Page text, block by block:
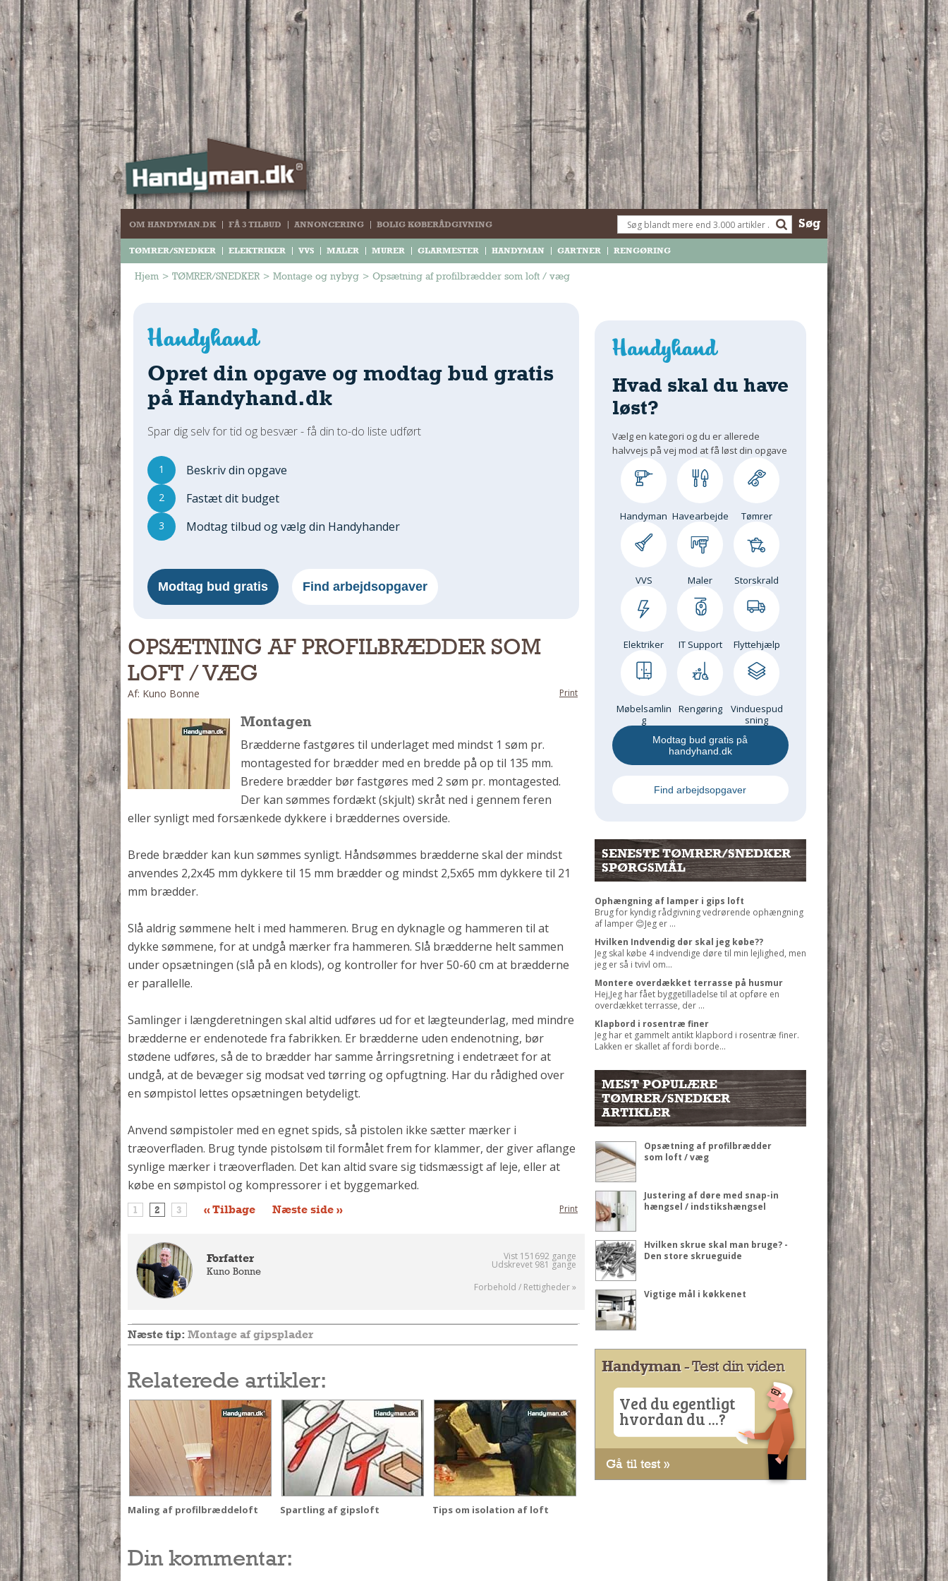
OM HANDYMAN.DK FÅ 3 TILBUD ANNONCERING BOLIG KØBERÅDGIVNING
TØMRER/SNEDKER ELEKTRIKER VVS MALER MURER GLARMESTER HANDYMAN GARTNER RENGØRING
Søg
Hjem > TØMRER/SNEDKER > Montage og nybyg > Opsætning af profilbrædder som loft / væg
Opret din opgave og modtag bud gratis
på Handyhand.dk
Spar dig selv for tid og besvær - få din to-do liste udført
1 Beskriv din opgave
2 Fastæt dit budget
3 Modtag tilbud og vælg din Handyhander
Modtag bud gratis Find arbejdsopgaver
OPSÆTNING AF PROFILBRÆDDER SOM
LOFT / VÆG
Af: Kuno Bonne Print
Montagen
Brædderne fastgøres til underlaget med mindst 1 søm pr.
montagested for brædder med en bredde på op til 135 mm.
Bredere brædder bør fastgøres med 2 søm pr. montagested.
Der kan sømmes fordækt (skjult) skråt ned i gennem feren
eller synligt med forsænkede dykkere i bræddernes overside.
Brede brædder kan kun sømmes synligt. Håndsømmes brædderne skal der mindst
anvendes 2,2x45 mm dykkere til 15 mm brædder og mindst 2,5x65 mm dykkere til 21
mm brædder.
Slå aldrig sømmene helt i med hammeren. Brug en dyknagle og hammeren til at
dykke sømmene, for at undgå mærker fra hammeren. Slå brædderne helt sammen
under opsætningen (slå på en klods), og kontroller for hver 50-60 cm at brædderne
er parallelle.
Samlinger i længderetningen skal altid udføres ud for et lægteunderlag, med mindre
brædderne er endenotede fra fabrikken. Er brædderne uden endenotning, bør
stødene udføres, så de to brædder har samme årringsretning i endetræet for at
undgå, at de bevæger sig modsat ved tørring og opfugtning. Har du rådighed over
en sømpistol lettes opsætningen betydeligt.
Anvend sømpistoler med en egnet spids, så pistolen ikke sætter mærker i
træoverfladen. Brug tynde pistolsøm til formålet frem for klammer, der giver aflange
synlige mærker i træoverfladen. Det kan altid svare sig tidsmæssigt af leje, eller at
købe en sømpistol og kompressorer i et byggemarked.
1 2 3 « Tilbage Næste side » Print
Forfatter
Kuno Bonne
Vist 151692 gange
Udskrevet 981 gange
Forbehold / Rettigheder »
Næste tip: Montage af gipsplader
Relaterede artikler:
Maling af profilbræddeloft Spartling af gipsloft Tips om isolation af loft
Din kommentar:
Hvad skal du have
løst?
Vælg en kategori og du er allerede
halvvejs på vej mod at få løst din opgave
Handyman Havearbejde Tømrer
VVS Maler Storskrald
Elektriker IT Support Flyttehjælp
Møbelsamlin
g
Rengøring
Vinduespud
sning
Modtag bud gratis på
handyhand.dk
Find arbejdsopgaver
SENESTE TØMRER/SNEDKER
SPØRGSMÅL
Ophængning af lamper i gips loft
Brug for kyndig rådgivning vedrørende ophængning
af lamper 😊Jeg er ...
Hvilken Indvendig dør skal jeg købe??
Jeg skal købe 4 indvendige døre til min lejlighed, men
jeg er så i tvivl om...
Montere overdækket terrasse på husmur
Hej,Jeg har fået byggetilladelse til at opføre en
overdækket terrasse, der ...
Klapbord i rosentræ finer
Jeg har et gammelt antikt klapbord i rosentræ finer.
Lakken er skallet af fordi borde...
MEST POPULÆRE
TØMRER/SNEDKER
ARTIKLER
Opsætning af profilbrædder
som loft / væg
Justering af døre med snap-in
hængsel / indstikshængsel
Hvilken skrue skal man bruge? -
Den store skrueguide
Vigtige mål i køkkenet
Handyman- Test din viden
Ved du egentligt
hvordan du ...?
Gå til test »